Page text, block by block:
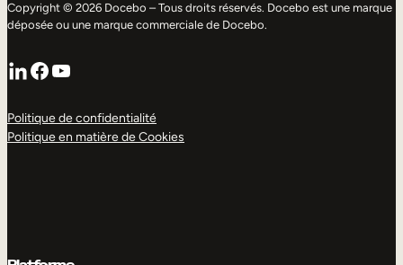
Copyright © 2026 Docebo – Tous droits réservés. Docebo est une marque
déposée ou une marque commerciale de Docebo.
LinkedIn
Facebook
YouTube
Politique de confidentialité
Politique en matière de Cookies